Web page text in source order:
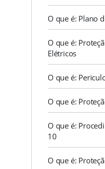
O que é: Plano
O que é:
Elétricos
O que é:
O que é:
O que é:
10
O que é: